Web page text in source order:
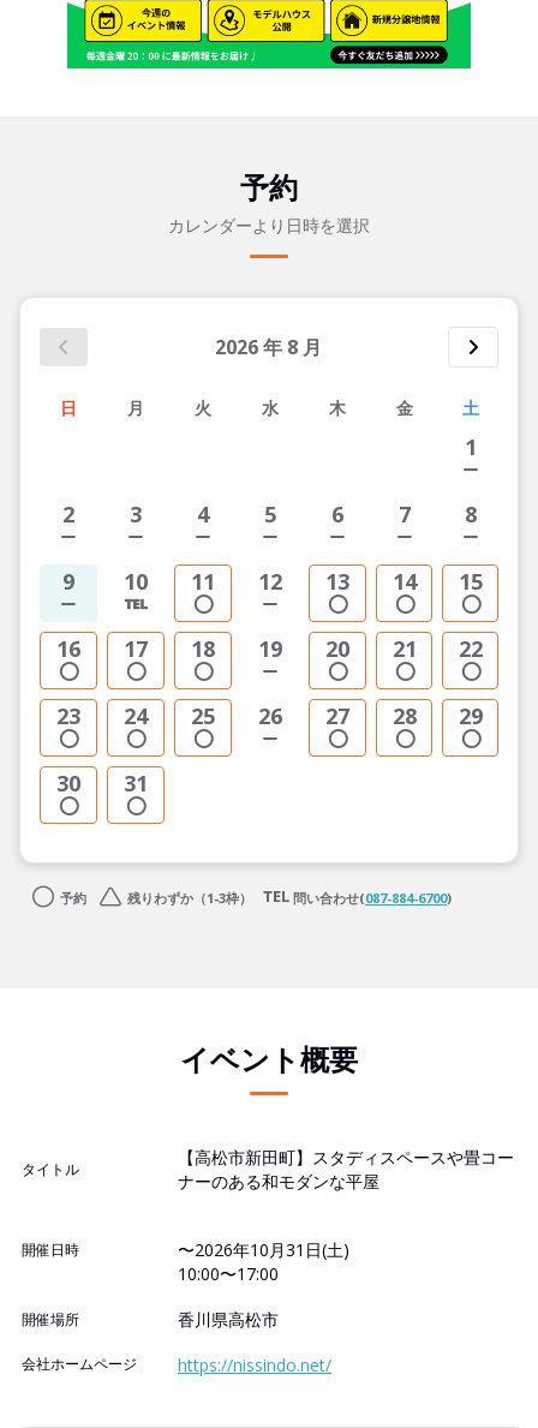
予約
カレンダーより日時を選択
2026年 8月
日 月 火 水 木 金 土
1
2 3 4 5 6 7 8
9 10 11 12 13 14 15
16 17 18 19 20 21 22
23 24 25 26 27 28 29
30 31
予約 残りわずか（1-3枠） 問い合わせ(087-884-6700)
イベント概要
タイトル
【高松市新田町】スタディスペースや畳コー
ナーのある和モダンな平屋
開催日時
〜2026年10月31日(土)
10:00〜17:00
開催場所 香川県高松市
会社ホームページ https://nissindo.net/